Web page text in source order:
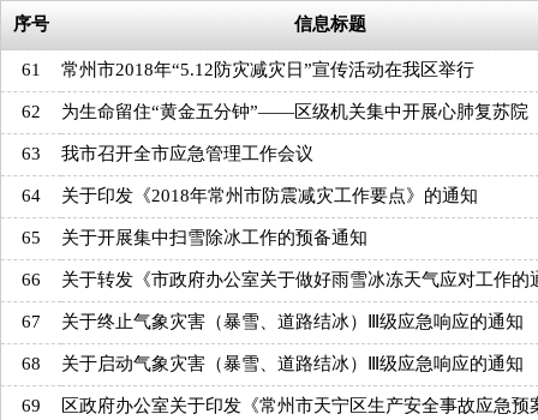
序号 信息标题
61 常州市2018年“5.12防灾减灾日”宣传活动在我区举行
62 为生命留住“黄金五分钟”——区级机关集中开展心肺复苏院
63 我市召开全市应急管理工作会议
64 关于印发《2018年常州市防震减灾工作要点》的通知
65 关于开展集中扫雪除冰工作的预备通知
66 关于转发《市政府办公室关于做好雨雪冰冻天气应对工作的
67 关于终止气象灾害（暴雪、道路结冰）Ⅲ级应急响应的通知
68 关于启动气象灾害（暴雪、道路结冰）Ⅲ级应急响应的通知
69 区政府办公室关于印发《常州市天宁区生产安全事故应急预